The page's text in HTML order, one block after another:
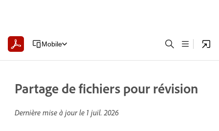
Mobile
Partage de fichiers pour révision
Dernière mise à jour le 1 juil. 2026